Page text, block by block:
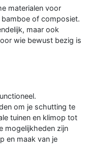
materialen voor
of composiet.
maar ook
wie bewust bezig is
om je schutting te
tuinen en klimop tot
mogelijkheden zijn
en maak van je